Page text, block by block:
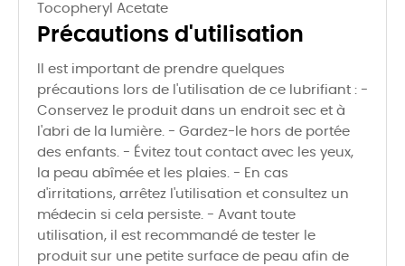
Tocopheryl Acetate
Précautions d'utilisation
Il est important de prendre quelques
précautions lors de l'utilisation de ce lubrifiant : -
Conservez le produit dans un endroit sec et à
l'abri de la lumière. - Gardez-le hors de portée
des enfants. - Évitez tout contact avec les yeux,
la peau abîmée et les plaies. - En cas
d'irritations, arrêtez l'utilisation et consultez un
médecin si cela persiste. - Avant toute
utilisation, il est recommandé de tester le
produit sur une petite surface de peau afin de